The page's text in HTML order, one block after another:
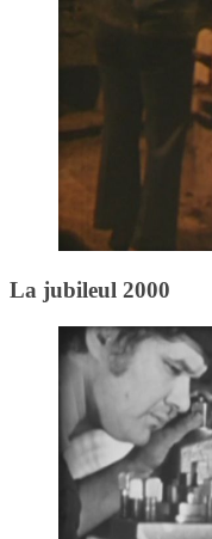
La jubileul 2000